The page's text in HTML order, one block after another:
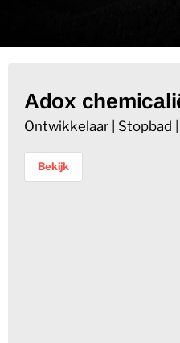
Adox
Ontwikkelaar | Stopbad
Bekijk